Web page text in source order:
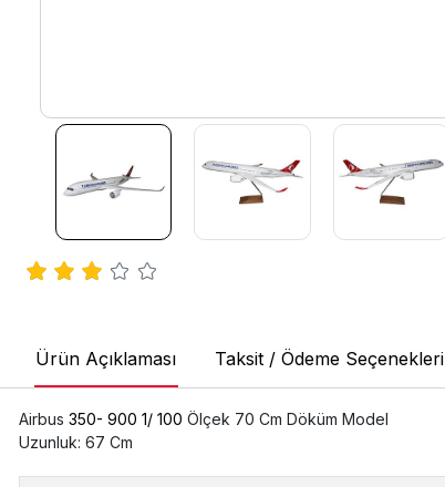
Ürün Açıklaması Taksit / Ödeme Seçenekleri
Airbus 350- 900 1/ 100 Ölçek 70 Cm Döküm Model
Uzunluk: 67 Cm